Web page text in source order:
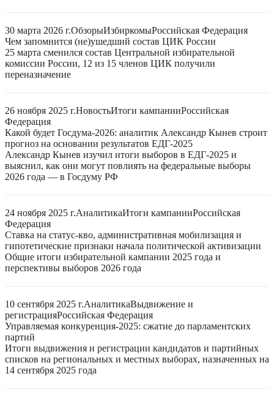
30 марта 2026 г.ОбзорыИзбиркомыРоссийская Федерация
Чем запомнится (не)ушедший состав ЦИК России
25 марта сменился состав Центральной избирательной
комиссии России, 12 из 15 членов ЦИК получили
переназначение
26 ноября 2025 г.НовостьИтоги кампанииРоссийская
Федерация
Какой будет Госдума-2026: аналитик Александр Кынев строит
прогноз на основании результатов ЕДГ-2025
Александр Кынев изучил итоги выборов в ЕДГ-2025 и
выяснил, как они могут повлиять на федеральные выборы
2026 года — в Госдуму РФ
24 ноября 2025 г.АналитикаИтоги кампанииРоссийская
Федерация
Ставка на статус-кво, административная мобилизация и
гипотетические признаки начала политической активизации
Общие итоги избирательной кампании 2025 года и
перспективы выборов 2026 года
10 сентября 2025 г.АналитикаВыдвижение и
регистрацияРоссийская Федерация
Управляемая конкуренция-2025: сжатие до парламентских
партий
Итоги выдвижения и регистрации кандидатов и партийных
списков на региональных и местных выборах, назначенных на
14 сентября 2025 года